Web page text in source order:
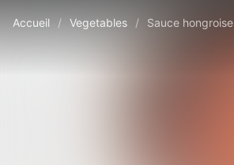
Accueil / Vegetables / Sauce hongroise